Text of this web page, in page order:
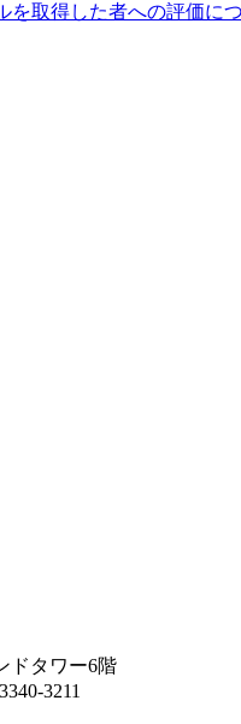
を取得した者への評価に
ドタワー6階
3211